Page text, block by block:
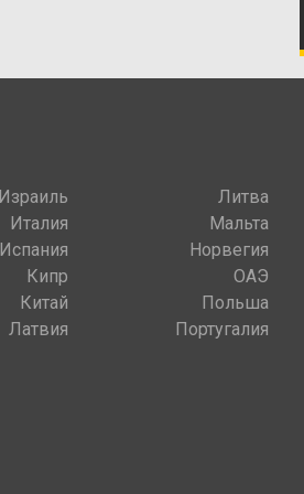
Израиль
Италия
Испания
Кипр
Китай
Латвия
Литва
Мальта
Норвегия
ОАЭ
Польша
Португалия